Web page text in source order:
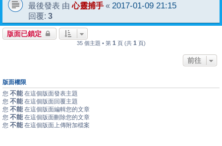
最後發表 由心靈捕手 « 2017-01-09 21:15
回覆: 3
版面已鎖定
35 個主題 • 第 1 頁 (共 1 頁)
前往
版面權限
您 不能 在這個版面發表主題
您 不能 在這個版面回覆主題
您 不能 在這個版面編輯您的文章
您 不能 在這個版面刪除您的文章
您 不能 在這個版面上傳附加檔案